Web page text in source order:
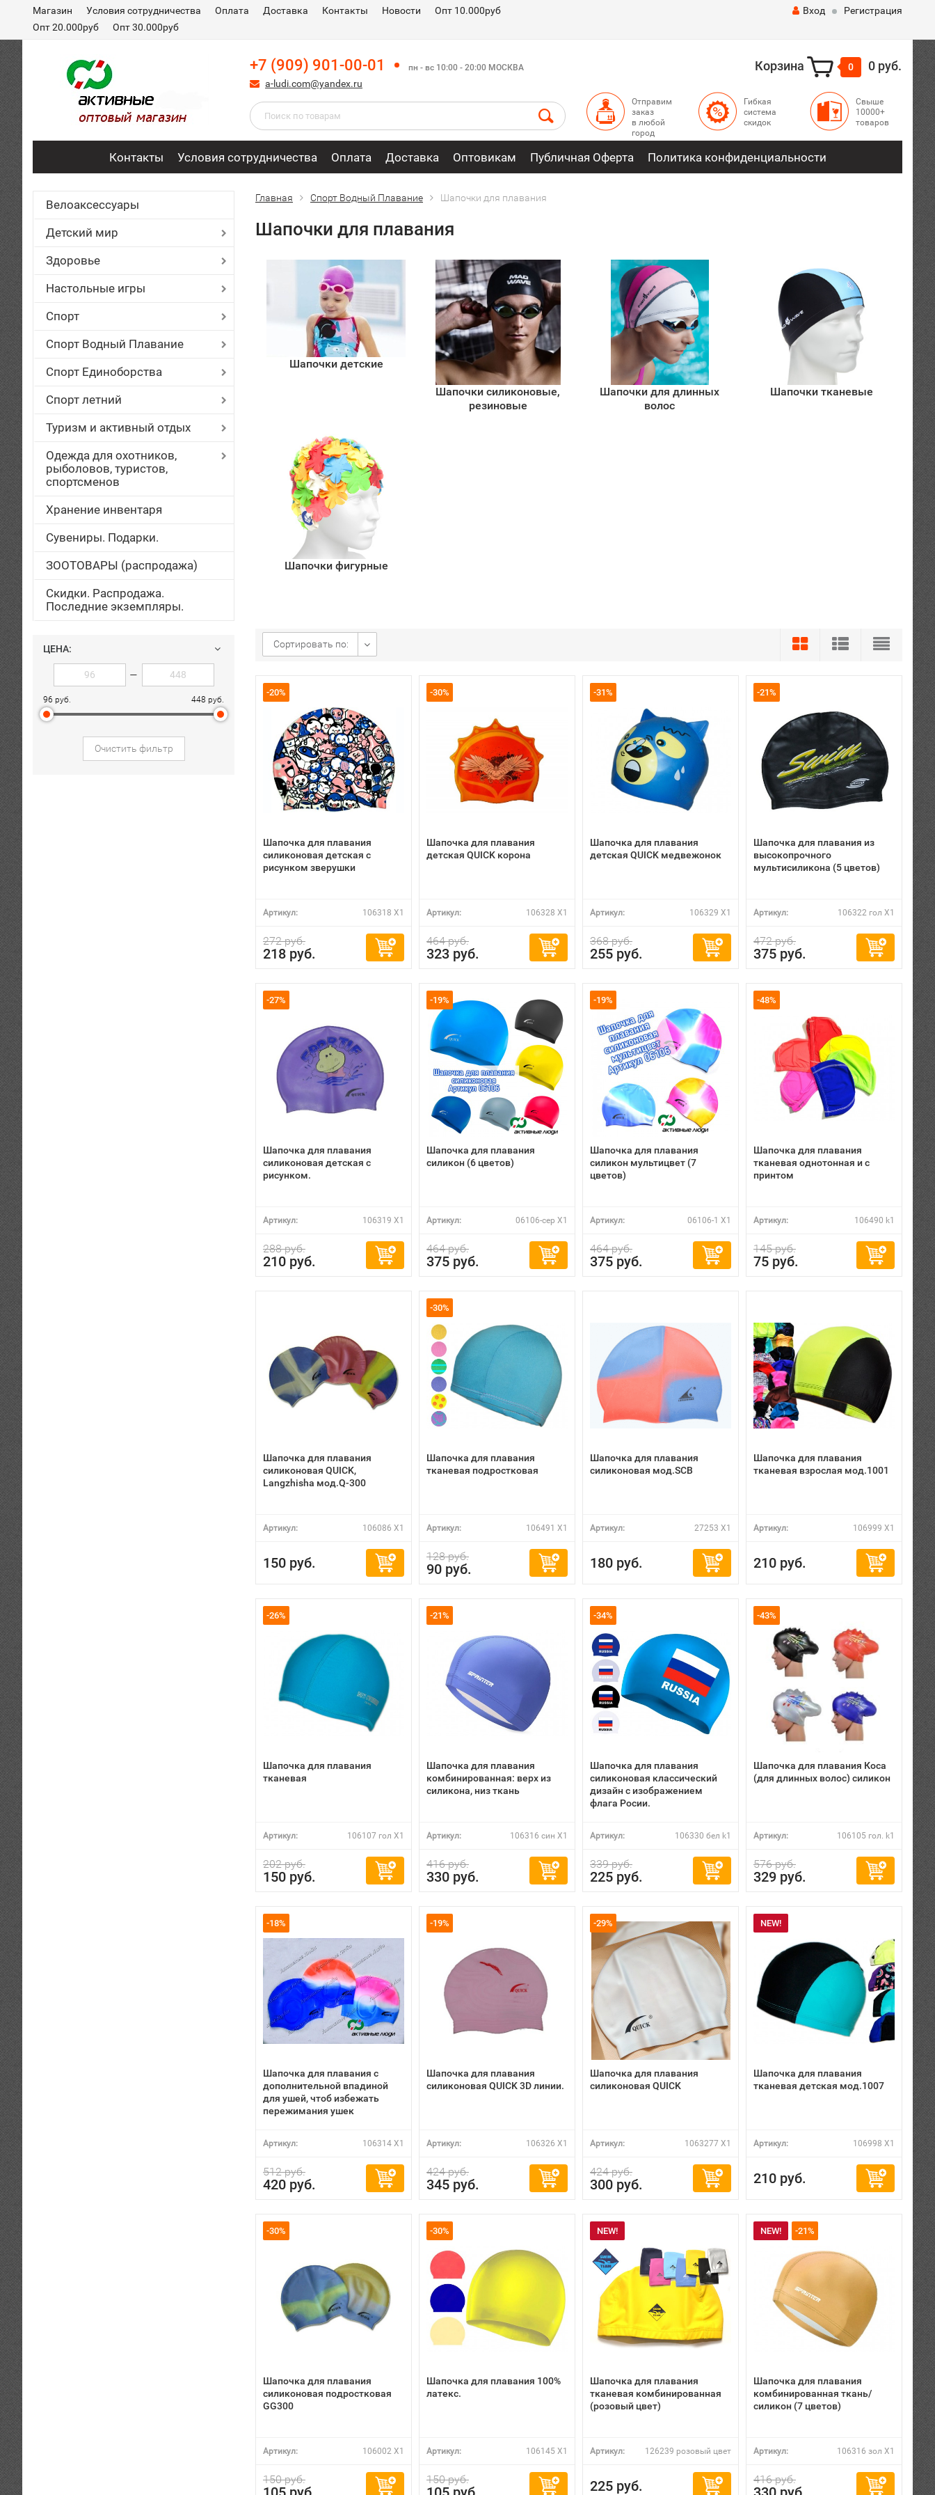
Магазин Условия сотрудничества Оплата Доставка Контакты Новости
Опт 10.000руб
Опт 20.000руб
Опт 30.000руб
Вход Регистрация
+7 (909) 901-00-01 пн - вс 10:00 - 20:00 МОСКВА
a-ludi.com@yandex.ru
Корзина 0 0 руб.
Отправим
заказ
в любой
город
Гибкая
система
скидок
Свыше
10000+
товаров
Контакты Условия сотрудничества Оплата Доставка Оптовикам Публичная Оферта Политика конфиденциальности
Велоаксессуары
Детский мир
Здоровье
Настольные игры
Спорт
Спорт Водный Плавание
Спорт Единоборства
Спорт летний
Туризм и активный отдых
Одежда для охотников,
рыболовов, туристов,
спортсменов
Хранение инвентаря
Сувениры. Подарки.
ЗООТОВАРЫ (распродажа)
Скидки. Распродажа.
Последние экземпляры.
ЦЕНА:
—
96 руб. 448 руб.
Очистить фильтр
Главная Спорт Водный Плавание Шапочки для плавания
Шапочки для плавания
Шапочки детские
Шапочки силиконовые,
резиновые
Шапочки для длинных
волос
Шапочки тканевые
Шапочки фигурные
Сортировать по:
-20%
Шапочка для плавания
силиконовая детская с
рисунком зверушки
Артикул: 106318 X1
272 руб.
218 руб.
-30%
Шапочка для плавания
детская QUICK корона
Артикул: 106328 X1
464 руб.
323 руб.
-31%
Шапочка для плавания
детская QUICK медвежонок
Артикул: 106329 X1
368 руб.
255 руб.
-21%
Шапочка для плавания из
высокопрочного
мультисиликона (5 цветов)
Артикул: 106322 гол X1
472 руб.
375 руб.
-27%
Шапочка для плавания
силиконовая детская с
рисунком.
Артикул: 106319 X1
288 руб.
210 руб.
-19%
Шапочка для плавания
силикон (6 цветов)
Артикул: 06106-сер X1
464 руб.
375 руб.
-19%
Шапочка для плавания
силикон мультицвет (7
цветов)
Артикул: 06106-1 X1
464 руб.
375 руб.
-48%
Шапочка для плавания
тканевая однотонная и с
принтом
Артикул: 106490 k1
145 руб.
75 руб.
Шапочка для плавания
силиконовая QUICK,
Langzhisha мод.Q-300
Артикул: 106086 X1
150 руб.
-30%
Шапочка для плавания
тканевая подростковая
Артикул: 106491 X1
128 руб.
90 руб.
Шапочка для плавания
силиконовая мод.SCB
Артикул: 27253 X1
180 руб.
Шапочка для плавания
тканевая взрослая мод.1001
Артикул: 106999 X1
210 руб.
-26%
Шапочка для плавания
тканевая
Артикул: 106107 гол X1
202 руб.
150 руб.
-21%
Шапочка для плавания
комбинированная: верх из
силикона, низ ткань
Артикул: 106316 син X1
416 руб.
330 руб.
-34%
Шапочка для плавания
силиконовая классический
дизайн с изображением
флага Росии.
Артикул: 106330 бел k1
339 руб.
225 руб.
-43%
Шапочка для плавания Коса
(для длинных волос) силикон
Артикул: 106105 гол. k1
576 руб.
329 руб.
-18%
Шапочка для плавания с
дополнительной впадиной
для ушей, чтоб избежать
пережимания ушек
Артикул: 106314 X1
512 руб.
420 руб.
-19%
Шапочка для плавания
силиконовая QUICK 3D линии.
Артикул: 106326 X1
424 руб.
345 руб.
-29%
Шапочка для плавания
силиконовая QUICK
Артикул: 1063277 X1
424 руб.
300 руб.
NEW!
Шапочка для плавания
тканевая детская мод.1007
Артикул: 106998 X1
210 руб.
-30%
Шапочка для плавания
силиконовая подростковая
GG300
Артикул: 106002 X1
150 руб.
-30%
Шапочка для плавания 100%
латекс.
Артикул: 106145 X1
150 руб.
NEW!
Шапочка для плавания
тканевая комбинированная
(розовый цвет)
Артикул: 126239 розовый цвет
225 руб.
NEW! -21%
Шапочка для плавания
комбинированная ткань/
силикон (7 цветов)
Артикул: 106316 зол X1
416 руб.